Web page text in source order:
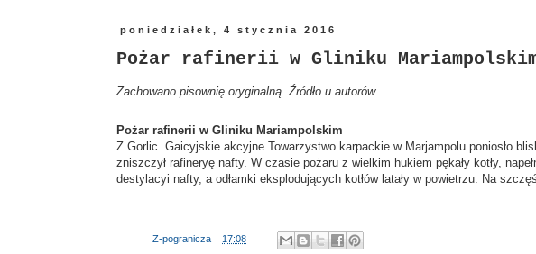
poniedziałek, 4 stycznia 2016
Pożar rafinerii w Gliniku
Zachowano pisownię oryginalną. Źródło u autorów.
Pożar rafinerii w Gliniku Mariampolskim
Z Gorlic. Gaicyjskie akcyjne Towarzystwo karpackie w Marjampolu poniosło
zniszczył rafineryę nafty. W czasie pożaru z wielkim hukiem pękały kotły,
destylacyi nafty, a odłamki eksplodujących kotłów latały w powietrzu. Na
Z-pogranicza 17:08